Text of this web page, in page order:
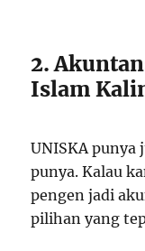
2.
Islam
UNISKA punya
punya. Kalau
pengen jadi
pilihan yang